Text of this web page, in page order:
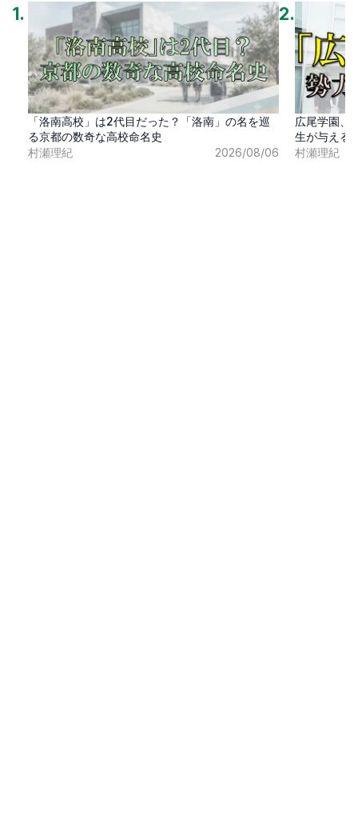
1 .
「洛南高校」は2代目だった？「洛南」の名を巡
る京都の数奇な高校命名史
村瀬理紀
2026/08/06
2.
広尾学園、
生が与える
村瀬理紀